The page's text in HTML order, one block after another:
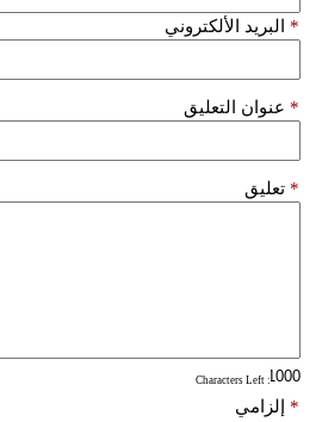
البريد الألكتروني *
عنوان التعليق *
تعليق *
: Characters Left
إلزامي *